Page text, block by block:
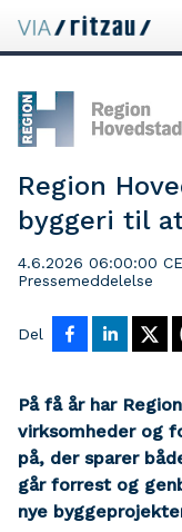
Region
byggeri til
4.6.2026 06:00:00
Pressemeddelelse
Del
​På få år har
virksomheder og
på, der sparer
går forrest og
nye